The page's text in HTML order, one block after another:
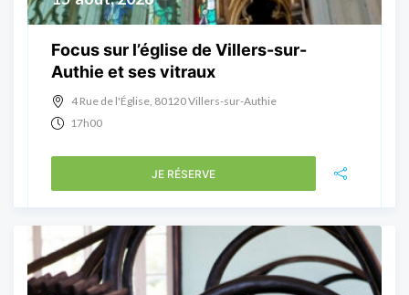
Focus sur l’église de Villers-sur-
Authie et ses vitraux
4 Rue de l'Église, 80120 Villers-sur-Authie
17h00
JE RÉSERVE